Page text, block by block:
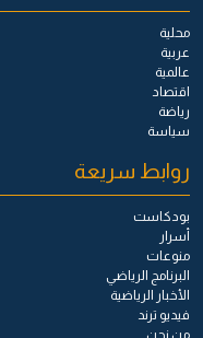
محلية
عربية
عالمية
اقتصاد
رياضة
سياسة
روابط سريعة
بودكاست
أسرار
منوعات
البرنامج الرياضي
الأخبار الرياضية
فيديو ترند
من نحن